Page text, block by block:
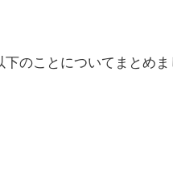
のことについてまとめま